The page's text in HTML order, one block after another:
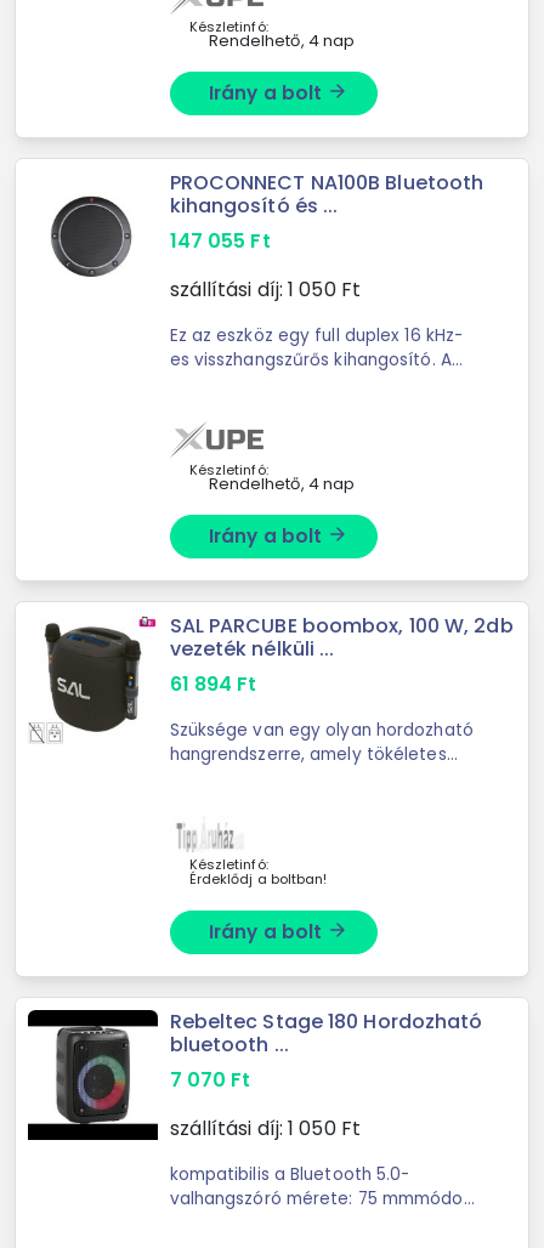
...
Készletinfó:
Rendelhető, 4 nap
Irány a bolt arrow_forward
PROCONNECT NA100B Bluetooth
kihangosító és ...
147 055 Ft
szállítási díj: 1 050Ft
Ez az eszköz egy full duplex 16 kHz-
es visszhangszűrős kihangosító. A
ideális egyszemélyes és ...
Készletinfó:
Rendelhető, 4 nap
Irány a bolt arrow_forward
SAL PARCUBE boombox, 100 W, 2db
vezeték nélküli ...
61 894 Ft
Szüksége van egy olyan hordozható
hangrendszerre, amely tökéletes
boombox a tökéletes választás
beltéri és ...
Készletinfó:
Érdeklődj a boltban!
Irány a bolt arrow_forward
Rebeltec Stage 180 Hordozható
bluetooth ...
7 070 Ft
szállítási díj: 1 050Ft
kompatibilis a Bluetooth 5.0-
valhangszóró mérete: 75 mmmódok: